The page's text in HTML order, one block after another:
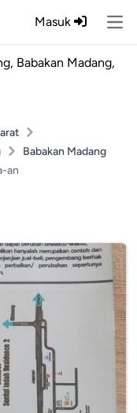
Masuk
Babakan Madang,
Babakan Madang
an